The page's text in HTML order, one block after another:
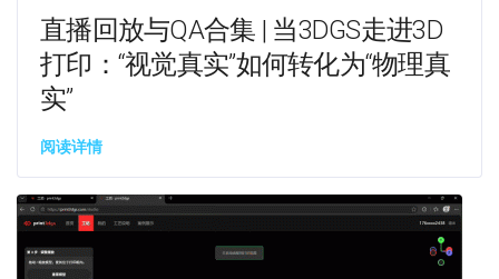
直播回放与QA合集 | 当3DGS走进3D
打印：“视觉真实”如何转化为“物理真
实”
阅读详情